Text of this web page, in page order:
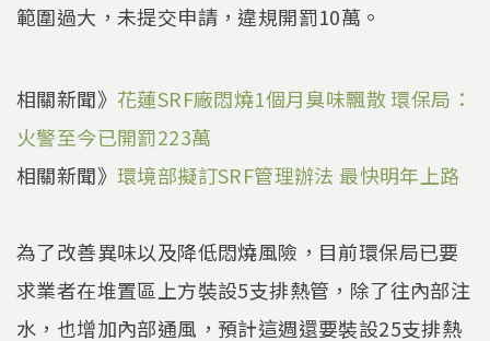
範圍過大，未提交申請，違規開罰10萬。
相關新聞》 花蓮SRF廠悶燒1個月臭味飄散 環保局：
火警至今已開罰223萬
相關新聞》 環境部擬訂SRF管理辦法 最快明年上路
為了改善異味以及降低悶燒風險，目前環保局已要
求業者在堆置區上方裝設5支排熱管，除了往內部注
水，也增加內部通風，預計這週還要裝設25支排熱